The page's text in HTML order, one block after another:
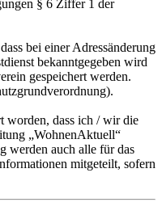
§ 6 Ziffer 1 der
bei einer Adressänderung
bekanntgegeben wird
gespeichert werden.
worden, dass ich / wir die
„WohnenAktuell“
werden auch alle für das
mitgeteilt, sofern